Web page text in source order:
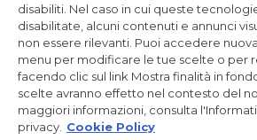
L'AZIENDA
Chi siamo
Haier Europe
disabiliti. Nel caso in cui queste
disabilitate, alcuni contenuti e annunci
non essere rilevanti. Puoi accedere
menu per modificare le tue scelte o per
facendo clic sul link Mostra finalità in
scelte avranno effetto nel contesto del
maggiori informazioni, consulta
privacy. Cookie Policy